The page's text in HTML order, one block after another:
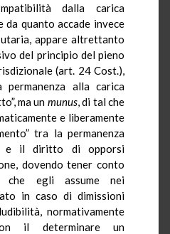
dalla carica
da quanto accade invece
appare altrettanto
del principio del pieno
(art. 24 Cost.),
alla carica
ma un munus, di tal che
e liberamente
tra la permanenza
e il diritto di opporsi
dovendo tener conto
che egli assume nei
in caso di dimissioni
normativamente
il determinare un